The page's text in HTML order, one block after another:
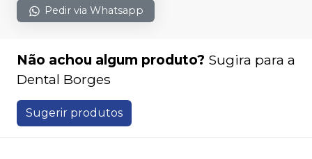
Pedir via Whatsapp
Não achou algum produto? Sugira para a
Dental Borges
Sugerir produtos